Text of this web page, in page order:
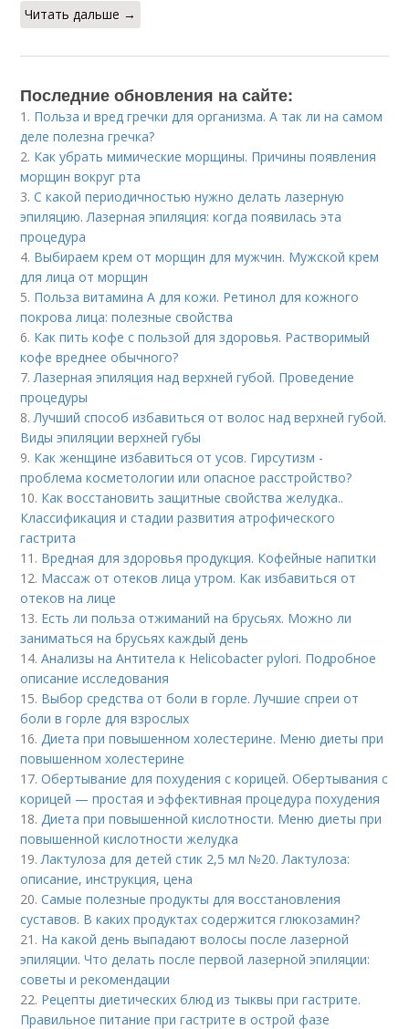
Читать дальше →
Последние обновления на сайте:
1. Польза и вред гречки для организма. А так ли на самом
деле полезна гречка?
2. Как убрать мимические морщины. Причины появления
морщин вокруг рта
3.С какой периодичностью нужно делать лазерную
эпиляцию. Лазерная эпиляция: когда появилась эта
процедура
4. Выбираем крем от морщин для мужчин. Мужской крем
для лица от морщин
5. Польза витамина А для кожи. Ретинол для кожного
покрова лица: полезные свойства
6. Как пить кофе с пользой для здоровья. Растворимый
кофе вреднее обычного?
7.Лазерная эпиляция над верхней губой. Проведение
процедуры
8.Лучший способ избавиться от волос над верхней губой.
Виды эпиляции верхней губы
9. Как женщине избавиться от усов. Гирсутизм -
проблема косметологии или опасное расстройство?
10. Как восстановить защитные свойства желудка..
Классификация и стадии развития атрофического
гастрита
11. Вредная для здоровья продукция. Кофейные напитки
12. Массаж от отеков лица утром. Как избавиться от
отеков на лице
13. Есть ли польза отжиманий на брусьях. Можно ли
заниматься на брусьях каждый день
14.Анализы на Антитела к Helicobacter pylori. Подробное
описание исследования
15. Выбор средства от боли в горле. Лучшие спреи от
боли в горле для взрослых
16.Диета при повышенном холестерине. Меню диеты при
повышенном холестерине
17.Обертывание для похудения с корицей. Обертывания с
корицей — простая и эффективная процедура похудения
18.Диета при повышенной кислотности. Меню диеты при
повышенной кислотности желудка
19.Лактулоза для детей стик 2,5 мл №20. Лактулоза:
описание, инструкция, цена
20.Самые полезные продукты для восстановления
суставов. В каких продуктах содержится глюкозамин?
21. На какой день выпадают волосы после лазерной
эпиляции. Что делать после первой лазерной эпиляции:
советы и рекомендации
22. Рецепты диетических блюд из тыквы при гастрите.
Правильное питание при гастрите в острой фазе